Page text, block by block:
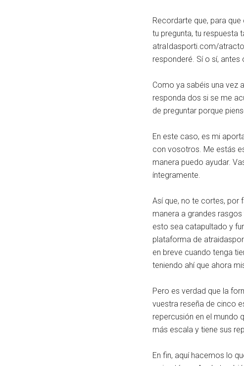
Recordarte que, para
tu pregunta, tu respuesta
atraIdasporti.com/
responderé. Sí o sí,
Como ya sabéis una vez
responda dos si se me
de preguntar porque
En este caso, es mi
con vosotros. Me estás
manera puedo ayudar.
íntegramente.
Así que, no te cortes, por
manera a grandes
esto sea catapultado y
plataforma de
en breve cuando tenga
teniendo ahí que ahora
Pero es verdad que la
vuestra reseña de cinco
repercusión en el mundo
más escala y tiene sus
En fin, aquí hacemos lo